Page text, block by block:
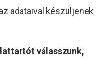
adataival készüljenek
válasszunk,